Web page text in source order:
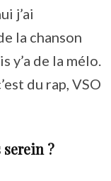
j’ai
la chanson
y’a de la mélo.
du rap, VSO
?